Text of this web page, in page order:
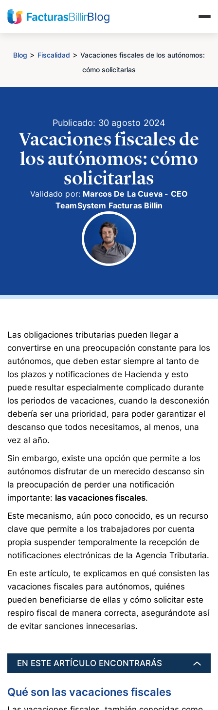
Blog > Fiscalidad > Vacaciones fiscales de los autónomos:
cómo solicitarlas
Publicado: 30 agosto 2024
Vacaciones fiscales de
los autónomos: cómo
solicitarlas
Validado por: Marcos De La Cueva - CEO
TeamSystem Facturas Billin
Las obligaciones tributarias pueden llegar a
convertirse en una preocupación constante para los
autónomos, que deben estar siempre al tanto de
los plazos y notificaciones de Hacienda y esto
puede resultar especialmente complicado durante
los periodos de vacaciones, cuando la desconexión
debería ser una prioridad, para poder garantizar el
descanso que todos necesitamos, al menos, una
vez al año.
Sin embargo, existe una opción que permite a los
autónomos disfrutar de un merecido descanso sin
la preocupación de perder una notificación
importante: las vacaciones fiscales.
Este mecanismo, aún poco conocido, es un recurso
clave que permite a los trabajadores por cuenta
propia suspender temporalmente la recepción de
notificaciones electrónicas de la Agencia Tributaria.
En este artículo, te explicamos en qué consisten las
vacaciones fiscales para autónomos, quiénes
pueden beneficiarse de ellas y cómo solicitar este
respiro fiscal de manera correcta, asegurándote así
de evitar sanciones innecesarias.
EN ESTE ARTÍCULO ENCONTRARÁS
Qué son las vacaciones fiscales